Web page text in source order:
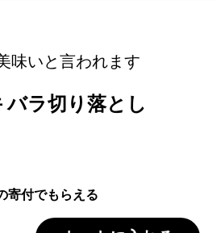
味いと言われます
バラ切り落とし
寄付でもらえる